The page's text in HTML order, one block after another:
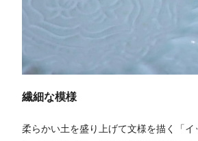
繊細な模様
柔らかい土を盛り上げて文様を描く「イ